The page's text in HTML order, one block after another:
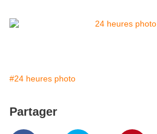
#24 heures photo
Partager